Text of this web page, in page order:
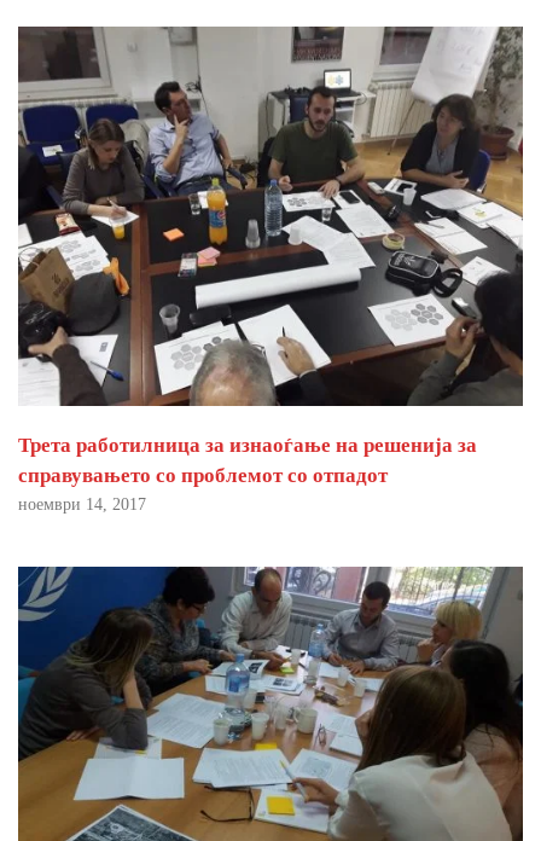
Трета работилница за изнаоѓање на решенија за
справувањето со проблемот со отпадот
ноември 14, 2017